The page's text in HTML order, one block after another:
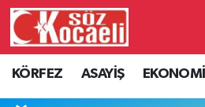
KÖRFEZ ASAYİŞ EKONOMİ
Kocaeli Hava Durumu